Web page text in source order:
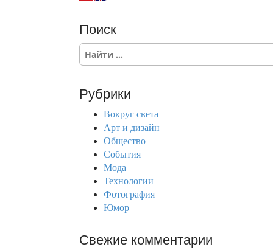
Поиск
S
e
c
Рубрики
Вокруг света
Арт и дизайн
Общество
События
Мода
Технологии
Фотография
Юмор
Свежие комментарии